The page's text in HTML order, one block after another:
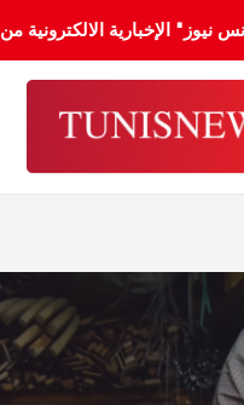
من 1 ماي 2000 إلى 31 جانفي 2012.